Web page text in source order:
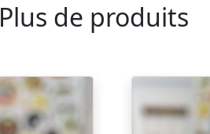
Plus de produits